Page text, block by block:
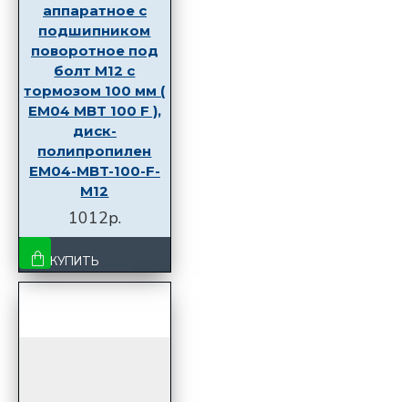
аппаратное с
подшипником
поворотное под
болт M12 с
тормозом 100 мм (
EM04 MBT 100 F ),
диск-
полипропилен
EM04-MBT-100-F-
M12
1012р.
КУПИТЬ